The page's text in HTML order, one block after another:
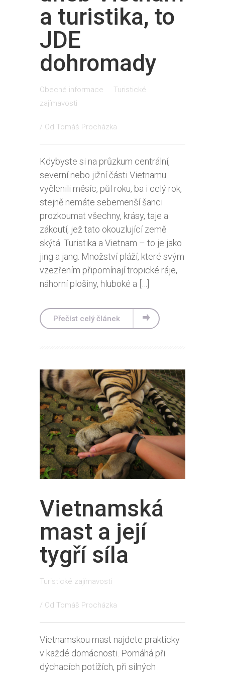
a turistika, to
JDE
dohromady
Obecné informace
Turistické
zajímavosti
/ Od Tomáš Procházka
Kdybyste si na průzkum centrální,
severní nebo jižní části Vietnamu
vyčlenili měsíc, půl roku, ba i celý rok,
stejně nemáte sebemenší šanci
prozkoumat všechny, krásy, taje a
zákoutí, jež tato okouzlující země
skýtá. Turistika a Vietnam – to je jako
jing a jang. Množství pláží, které svým
vzezřením připomínají tropické ráje,
náhorní plošiny, hluboké a […]
Přečíst celý článek
Vietnamská
mast a její
tygří síla
Turistické zajímavosti
/ Od Tomáš Procházka
Vietnamskou mast najdete prakticky
v každé domácnosti. Pomáhá při
dýchacích potížích, při silných